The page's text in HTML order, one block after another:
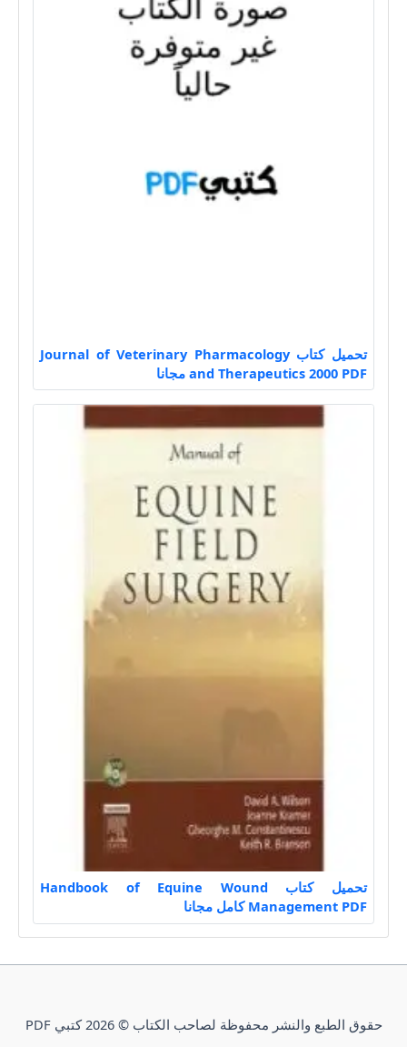
تحميل كتاب Journal of Veterinary Pharmacology
and Therapeutics 2000 PDF مجانا
تحميل كتاب Handbook of Equine Wound
Management PDF كامل مجانا
حقوق الطبع والنشر محفوظة لصاحب الكتاب © 2026 كتبي PDF